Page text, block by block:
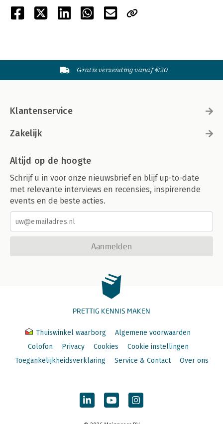
Gratis verzending vanaf €20
Klantenservice
Zakelijk
Altijd op de hoogte
Schrijf u in voor onze nieuwsbrief en blijf up-to-date
met relevante interviews en recensies, inspirerende
events en de beste acties.
Aanmelden
PRETTIG KENNIS MAKEN
Thuiswinkel waarborg
Algemene voorwaarden
Colofon
Privacy Cookies
Cookie instellingen
Toegankelijkheidsverklaring
Service & Contact Over ons